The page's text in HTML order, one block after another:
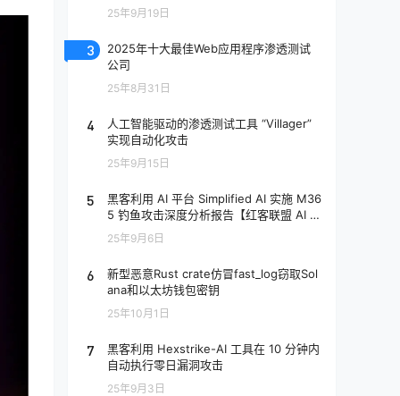
25年9月19日
3
2025年十大最佳Web应用程序渗透测试
公司
25年8月31日
4
人工智能驱动的渗透测试工具 “Villager”
实现自动化攻击
25年9月15日
5
黑客利用 AI 平台 Simplified AI 实施 M36
5 钓鱼攻击深度分析报告【红客联盟 AI 分
析】
25年9月6日
6
新型恶意Rust crate仿冒fast_log窃取Sol
ana和以太坊钱包密钥
25年10月1日
7
黑客利用 Hexstrike-AI 工具在 10 分钟内
自动执行零日漏洞攻击
25年9月3日